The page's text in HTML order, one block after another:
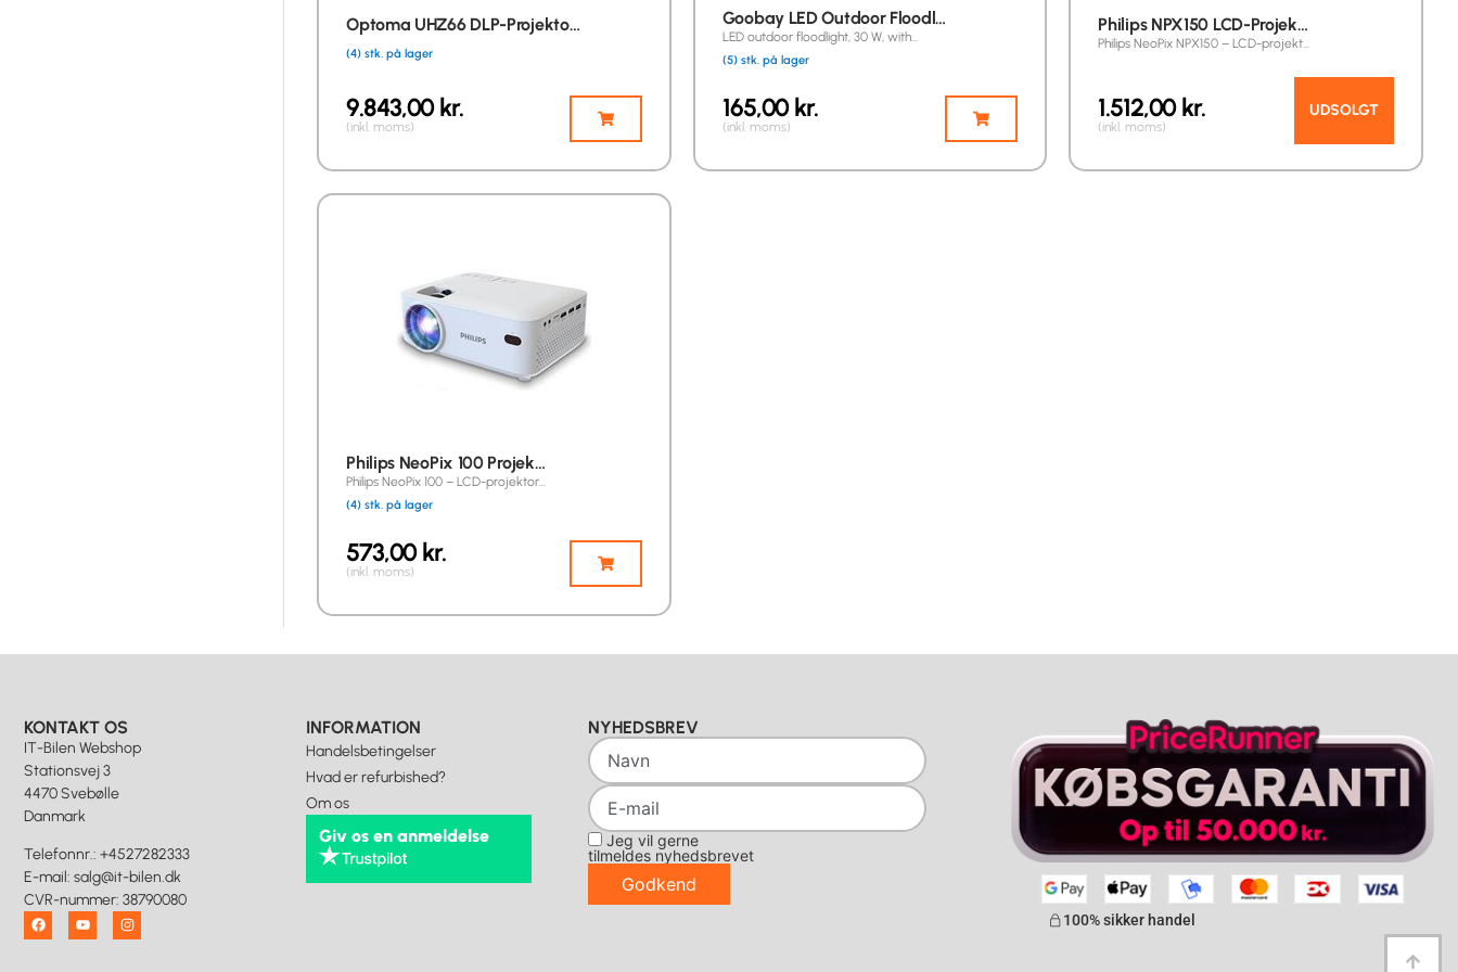
Optoma UHZ66 DLP-Projekto…
(4) stk. på lager
9.843,00kr.
(inkl. moms)
Goobay LED Outdoor Floodl…
LED outdoor floodlight, 30 W, with…
(5) stk. på lager
165,00kr.
(inkl. moms)
Philips NPX150 LCD-Projek…
Philips NeoPix NPX150 – LCD-projekt…
UDSOLGT
1.512,00kr.
(inkl. moms)
Philips NeoPix 100 Projek…
Philips NeoPix 100 – LCD-projektor…
(4) stk. på lager
573,00kr.
(inkl. moms)
KONTAKT OS
IT-Bilen Webshop
Stationsvej 3
4470 Svebølle
Danmark
Telefonnr.: +4527282333
E-mail: salg@it-bilen.dk
CVR-nummer: 38790080
INFORMATION
Handelsbetingelser
Hvad er refurbished?
Om os
Giv os en anmeldelse
NYHEDSBREV
tilmeldes nyhedsbrevet
Godkend
100% sikker handel